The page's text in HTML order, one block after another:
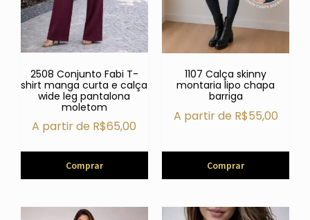
2508 Conjunto Fabi T-
shirt manga curta e calça
wide leg pantalona
moletom
A partir de R$65,00
Comprar
1107 Calça skinny
montaria lipo chapa
barriga
A partir de R$55,00
Comprar